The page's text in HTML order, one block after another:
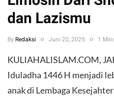
dan Lazismu
By Redaksi Juni 20, 2025 1
KULIAHALISLAM.COM,
Iduladha 1446 H menjadi
anak di Lembaga